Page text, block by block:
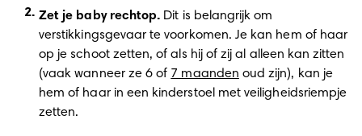
Zet je baby rechtop. Dit is belangrijk om
verstikkingsgevaar te voorkomen. Je kan hem of haar
op je schoot zetten, of als hij of zij al alleen kan zitten
(vaak wanneer ze 6 of 7 maanden oud zijn), kan je
hem of haar in een kinderstoel met veiligheidsriempje
zetten.